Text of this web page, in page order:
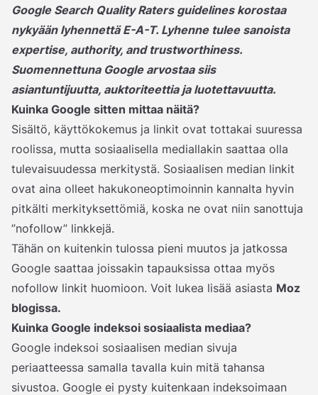
Google Search Quality Raters guidelines korostaa
nykyään lyhennettä E-A-T. Lyhenne tulee sanoista
expertise, authority, and trustworthiness.
Suomennettuna Google arvostaa siis
asiantuntijuutta, auktoriteettia ja luotettavuutta.
Kuinka Google sitten mittaa näitä?
Sisältö, käyttökokemus ja linkit ovat tottakai suuressa
roolissa, mutta sosiaalisella mediallakin saattaa olla
tulevaisuudessa merkitystä. Sosiaalisen median linkit
ovat aina olleet hakukoneoptimoinnin kannalta hyvin
pitkälti merkityksettömiä, koska ne ovat niin sanottuja
”nofollow” linkkejä.
Tähän on kuitenkin tulossa pieni muutos ja jatkossa
Google saattaa joissakin tapauksissa ottaa myös
nofollow linkit huomioon. Voit lukea lisää asiasta Moz
blogissa.
Kuinka Google indeksoi sosiaalista mediaa?
Google indeksoi sosiaalisen median sivuja
periaatteessa samalla tavalla kuin mitä tahansa
sivustoa. Google ei pysty kuitenkaan indeksoimaan